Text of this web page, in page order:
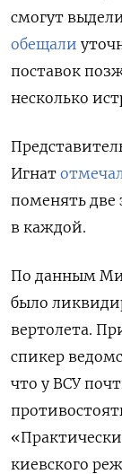
смогут
обещали
поставок
несколько
Игнат
поменять две
в каждой.
По данным
было
вертолета.
спикер
что у ВСУ
киевского